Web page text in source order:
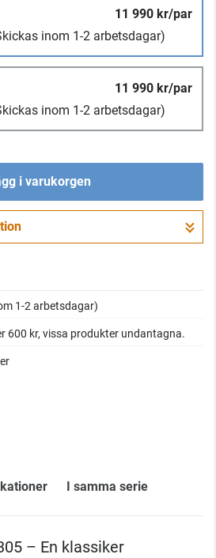
11 990 kr/par
inom 1-2 arbetsdagar)
11 990 kr/par
inom 1-2 arbetsdagar)
i varukorgen
Gå till kassan
1-2 arbetsdagar)
600 kr, vissa produkter undantagna.
I samma serie
– En klassiker